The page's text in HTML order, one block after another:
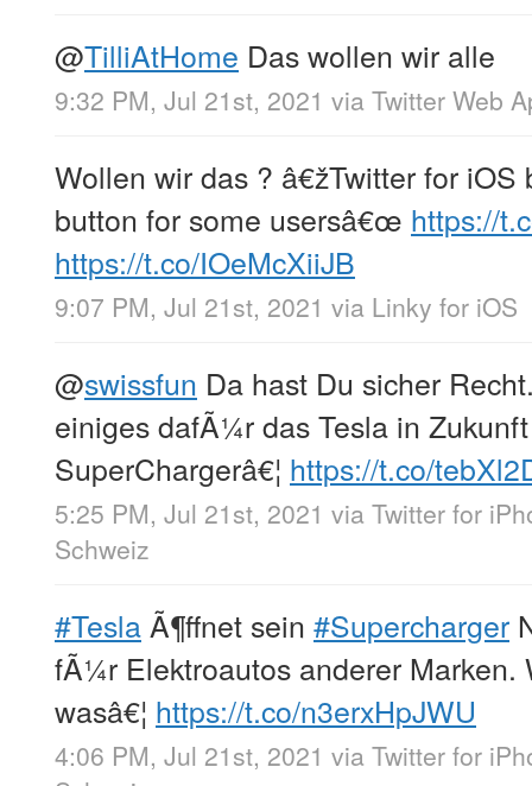
@TilliAtHome Das wollen wir alle
9:32 PM, Jul 21st, 2021 via Twitter Web
Wollen wir das ? â€žTwitter for
button for some usersâ€œ https://
https://t.co/IOeMcXiiJB
9:07 PM, Jul 21st, 2021 via Linky for iOS
@swissfun Da hast Du sicher
einiges dafÃ¼r das Tesla in
SuperChargerâ€¦ https://t.co/
5:25 PM, Jul 21st, 2021 via Twitter for
Schweiz
#TeslaÃ¶ffnet sein #Supercharger
fÃ¼r Elektroautos anderer Marken.
wasâ€¦ https://t.co/n3erxHpJWU
4:06 PM, Jul 21st, 2021 via Twitter for